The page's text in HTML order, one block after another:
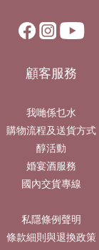
顧客服務
我哋係乜水
購物流程及送貨方式
醇活動
婚宴酒服務
國內交貨專線
私隱條例聲明
條款細則與退換政策